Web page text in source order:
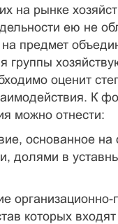
на рынке
ею не
предмет
группы
оценит
К
можно отнести:
основанное на
долями в
организационно-
которых